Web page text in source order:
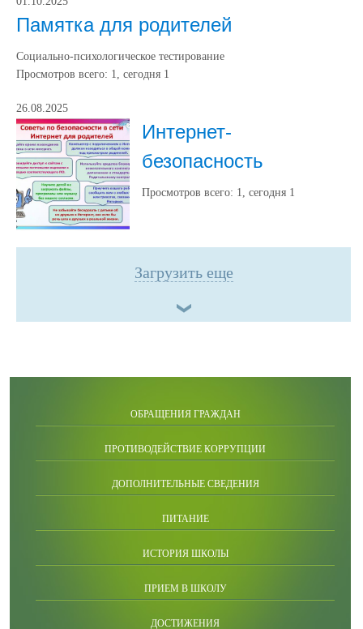
Памятка для родителей
Социально-психологическое тестирование
Просмотров всего: 1, сегодня 1
26.08.2025
Интернет-
безопасность
Просмотров всего: 1, сегодня 1
Загрузить еще
ОБРАЩЕНИЯ ГРАЖДАН
ПРОТИВОДЕЙСТВИЕ КОРРУПЦИИ
ДОПОЛНИТЕЛЬНЫЕ СВЕДЕНИЯ
ПИТАНИЕ
ИСТОРИЯ ШКОЛЫ
ПРИЕМ В ШКОЛУ
ДОСТИЖЕНИЯ